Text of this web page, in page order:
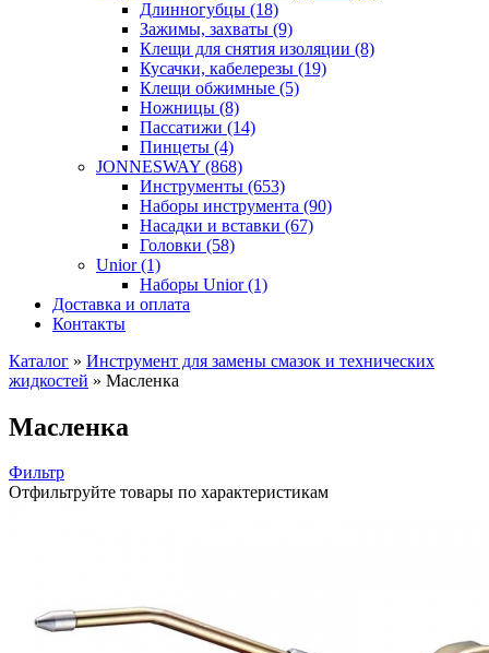
Длинногубцы (18)
Зажимы, захваты (9)
Клещи для снятия изоляции (8)
Кусачки, кабелерезы (19)
Клещи обжимные (5)
Ножницы (8)
Пассатижи (14)
Пинцеты (4)
JONNESWAY (868)
Инструменты (653)
Наборы инструмента (90)
Насадки и вставки (67)
Головки (58)
Unior (1)
Наборы Unior (1)
Доставка и оплата
Контакты
Каталог » Инструмент для замены смазок и технических
жидкостей » Масленка
Масленка
Фильтр
Отфильтруйте товары по характеристикам